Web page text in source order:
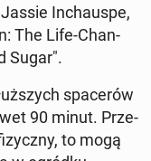
In­chau­spe,
The Life-Chan­
Sugar".
spa­ce­rów
90 minut. Prze­
to mogą